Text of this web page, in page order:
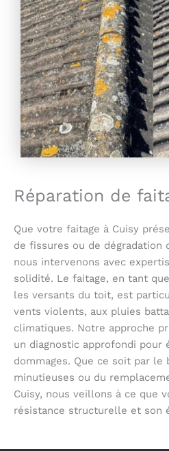
Réparation de
Que votre faitage à Cuisy
de fissures ou de dégradation
nous intervenons avec
solidité. Le faitage, en tant
les versants du toit, est
vents violents, aux pluies
climatiques. Notre approche
un diagnostic approfondi pour
dommages. Que ce soit par le
minutieuses ou du
Cuisy, nous veillons à ce que
résistance structurelle et son